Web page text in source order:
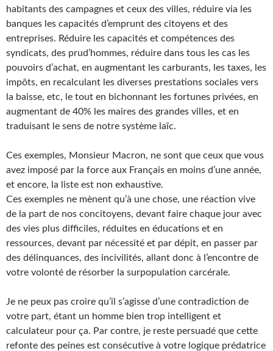
habitants des campagnes et ceux des villes, réduire via les
banques les capacités d’emprunt des citoyens et des
entreprises. Réduire les capacités et compétences des
syndicats, des prud’hommes, réduire dans tous les cas les
pouvoirs d’achat, en augmentant les carburants, les taxes, les
impôts, en recalculant les diverses prestations sociales vers
la baisse, etc, le tout en bichonnant les fortunes privées, en
augmentant de 40% les maires des grandes villes, et en
traduisant le sens de notre système laïc.
Ces exemples, Monsieur Macron, ne sont que ceux que vous
avez imposé par la force aux Français en moins d’une année,
et encore, la liste est non exhaustive.
Ces exemples ne mènent qu’à une chose, une réaction vive
de la part de nos concitoyens, devant faire chaque jour avec
des vies plus difficiles, réduites en éducations et en
ressources, devant par nécessité et par dépit, en passer par
des délinquances, des incivilités, allant donc à l’encontre de
votre volonté de résorber la surpopulation carcérale.
Je ne peux pas croire qu’il s’agisse d’une contradiction de
votre part, étant un homme bien trop intelligent et
calculateur pour ça. Par contre, je reste persuadé que cette
refonte des peines est consécutive à votre logique prédatrice